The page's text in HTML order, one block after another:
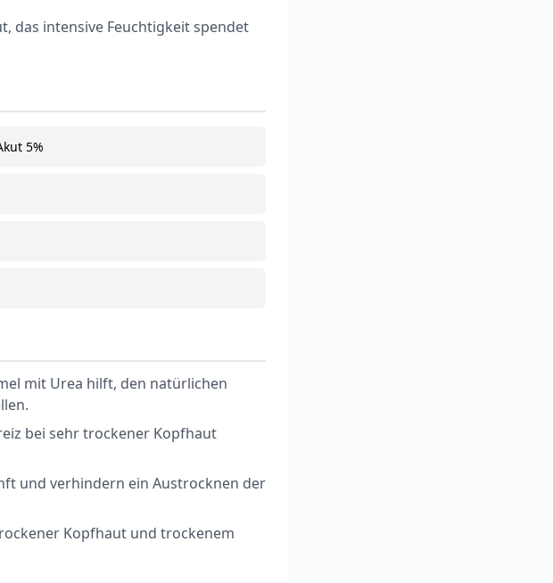
das intensive Feuchtigkeit spendet
5%
mit Urea hilft, den natürlichen
bei sehr trockener Kopfhaut
und verhindern ein Austrocknen der
Kopfhaut und trockenem